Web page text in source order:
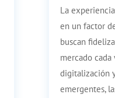
La
en un factor
buscan
mercado
digitalización
emergentes,